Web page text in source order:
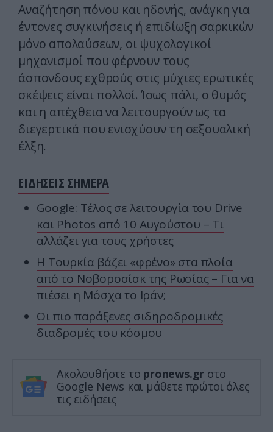
Αναζήτηση πόνου και ηδονής, ανάγκη για
έντονες συγκινήσεις ή επιδίωξη σαρκικών
μόνο απολαύσεων, οι ψυχολογικοί
μηχανισμοί που φέρνουν τους
άσπονδους εχθρούς στις μύχιες ερωτικές
σκέψεις είναι πολλοί. Ίσως πάλι, ο θυμός
και η απέχθεια να λειτουργούν ως τα
διεγερτικά που ενισχύουν τη σεξουαλική
έλξη.
ΕΙΔΗΣΕΙΣ ΣΗΜΕΡΑ
Google: Τέλος σε λειτουργία του Drive
και Photos από 10 Αυγούστου – Τι
αλλάζει για τους χρήστες
Η Τουρκία βάζει «φρένο» στα πλοία
από το Νοβοροσίσκ της Ρωσίας – Για να
πιέσει η Μόσχα το Ιράν;
Οι πιο παράξενες σιδηροδρομικές
διαδρομές του κόσμου
Ακολουθήστε το pronews.gr στο
Google News και μάθετε πρώτοι όλες
τις ειδήσεις